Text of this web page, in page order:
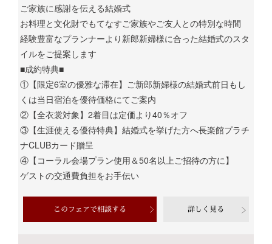
ご家族に感謝を伝える結婚式
お料理と文化財でもてなすご家族やご友人との特別な時間
経験豊富なプランナーより新郎新婦様に合った結婚式のスタ
イルをご提案します
■成約特典■
①【限定6室の優雅な滞在】ご新郎新婦様の結婚式前日もし
くは当日宿泊を優待価格にてご案内
②【全衣裳対象】2着目は定価より40％オフ
③【生涯使える優待特典】結婚式を挙げた方へ長楽館プラチ
ナCLUBカード贈呈
④【コーラル会場プラン使用＆50名以上ご招待の方に】
ゲストの交通費負担をお手伝い
このフェアで相談する 詳しく見る